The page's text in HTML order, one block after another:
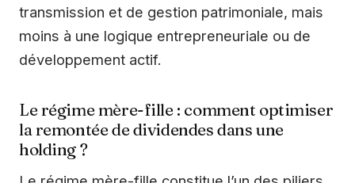
transmission et de gestion patrimoniale, mais
moins à une logique entrepreneuriale ou de
développement actif.
Le régime mère-fille : comment optimiser
la remontée de dividendes dans une
holding ?